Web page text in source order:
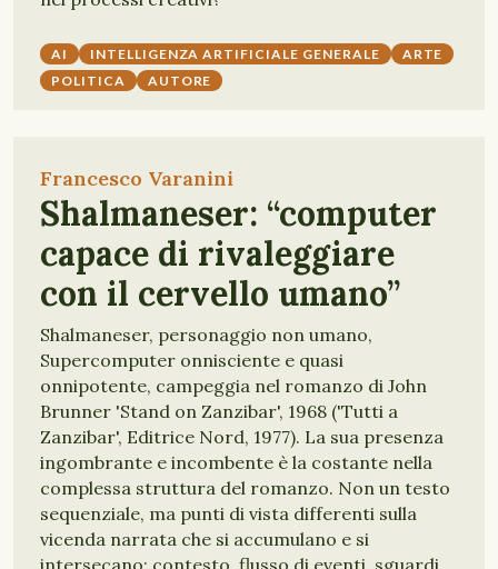
AI INTELLIGENZA ARTIFICIALE GENERALE
ARTE
POLITICA
AUTORE
Francesco Varanini
Shalmaneser: “computer
capace di rivaleggiare
con il cervello umano”
Shalmaneser, personaggio non umano,
Supercomputer onnisciente e quasi
onnipotente, campeggia nel romanzo di John
Brunner 'Stand on Zanzibar', 1968 ('Tutti a
Zanzibar', Editrice Nord, 1977). La sua presenza
ingombrante e incombente è la costante nella
complessa struttura del romanzo. Non un testo
sequenziale, ma punti di vista differenti sulla
vicenda narrata che si accumulano e si
intersecano: contesto, flusso di eventi, sguardi